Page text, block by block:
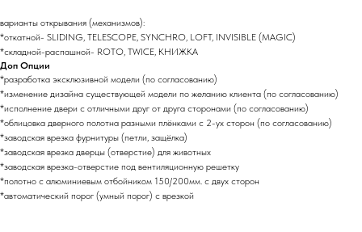
варианты открывания (механизмов):
*откатной- SLIDING, TELESCOPE, SYNCHRO, LOFT, INVISIBLE (MAGIC)
*складной-распашной- ROTO, TWICE, КНИЖКА
Доп Опции
*разработка эксклюзивной модели (по согласованию)
*изменение дизайна существующей модели по желанию клиента (по согласованию)
*исполнение двери с отличными друг от друга сторонами (по согласованию)
*облицовка дверного полотна разными плёнками с 2-ух сторон (по согласованию)
*заводская врезка фурнитуры (петли, защёлка)
*заводская врезка дверцы (отверстие) для животных
*заводская врезка-отверстие под вентиляционную решетку
*полотно с алюминиевым отбойником 150/200мм. с двух сторон
*автоматический порог (умный порог) с врезкой